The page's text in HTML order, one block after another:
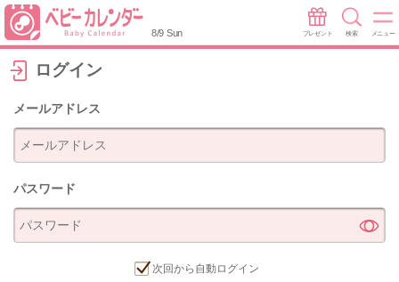
8/9 Sun プレゼント 検索 メニュー
ログイン
メールアドレス
パスワード
次回から自動ログイン